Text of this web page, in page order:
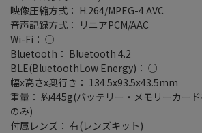
映像圧縮方式： H.264/MPEG-4 AVC
音声記録方式： リニアPCM/AAC
Wi-Fi： ○
Bluetooth： Bluetooth 4.2
BLE(BluetoothLow Energy)： ○
幅x高さx奥行き： 134.5x93.5x43.5mm
重量： 約445g(バッテリー・メモリーカー
のみ)
付属レンズ： 有(レンズキット)